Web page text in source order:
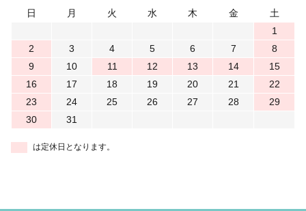
日
月 火 水 木 金
土
1
2
3 4 5 6 7
8
9
10 11 12 13 14
15
16
17 18 19 20 21
22
23
24 25 26 27 28
29
30
31
は定休日となります。